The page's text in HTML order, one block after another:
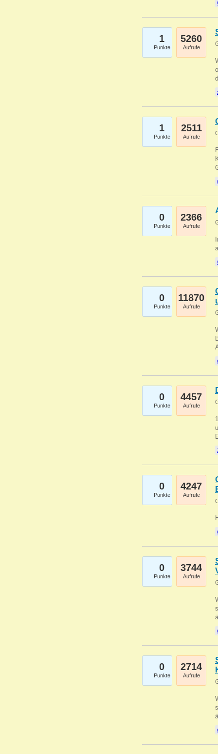
1
Punkte
5260
Aufrufe
1
Punkte
2511
Aufrufe
0
Punkte
2366
Aufrufe
0
Punkte
11870
Aufrufe
0
Punkte
4457
Aufrufe
0
Punkte
4247
Aufrufe
0
Punkte
3744
Aufrufe
0
Punkte
2714
Aufrufe